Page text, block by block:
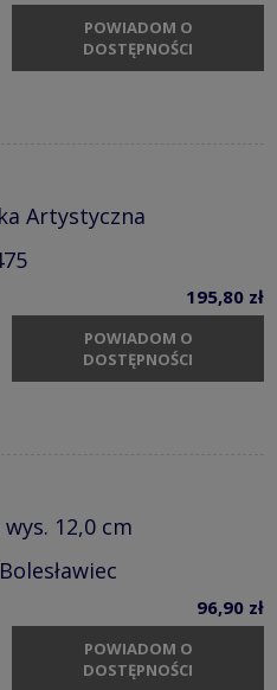
POWIADOM O
DOSTĘPNOŚCI
Artystyczna
195,80 zł
POWIADOM O
DOSTĘPNOŚCI
12,0 cm
96,90 zł
POWIADOM O
DOSTĘPNOŚCI